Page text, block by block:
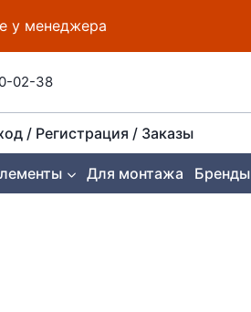
у менеджера
02-38
/ Регистрация / Заказы
Для монтажа Бренды